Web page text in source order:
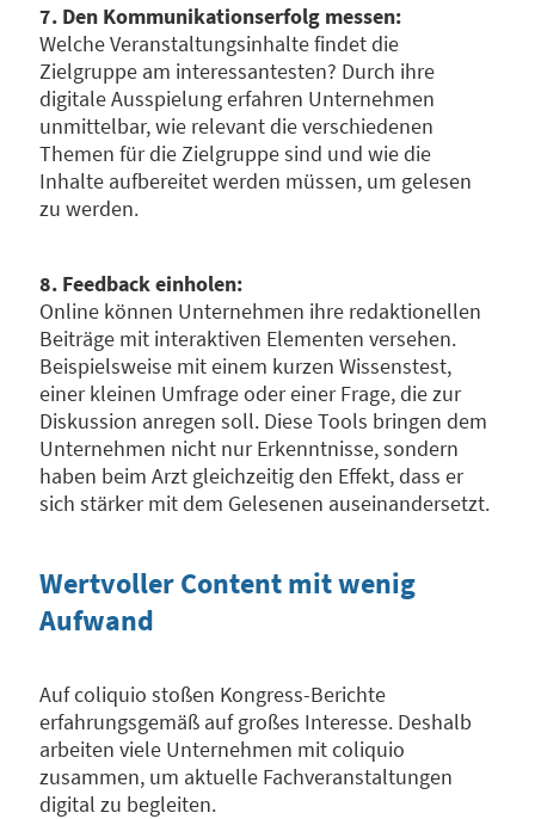
7. Den Kommunikationserfolg messen:
Welche Veranstaltungsinhalte findet die
Zielgruppe am interessantesten? Durch ihre
digitale Ausspielung erfahren Unternehmen
unmittelbar, wie relevant die verschiedenen
Themen für die Zielgruppe sind und wie die
Inhalte aufbereitet werden müssen, um gelesen
zu werden.
8. Feedback einholen:
Online können Unternehmen ihre redaktionellen
Beiträge mit interaktiven Elementen versehen.
Beispielsweise mit einem kurzen Wissenstest,
einer kleinen Umfrage oder einer Frage, die zur
Diskussion anregen soll. Diese Tools bringen dem
Unternehmen nicht nur Erkenntnisse, sondern
haben beim Arzt gleichzeitig den Effekt, dass er
sich stärker mit dem Gelesenen auseinandersetzt.
Wertvoller Content mit wenig
Aufwand
Auf coliquio stoßen Kongress-Berichte
erfahrungsgemäß auf großes Interesse. Deshalb
arbeiten viele Unternehmen mit coliquio
zusammen, um aktuelle Fachveranstaltungen
digital zu begleiten.